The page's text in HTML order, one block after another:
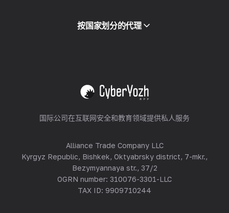
合作伙伴计划
转售
按国家划分的代理
查看全部
国际公司在互联网安全和教育领域提供私人服务
Alliance Trade Company LLC
Kyrgyz Republic, Bishkek, Oktyabrsky district, 7-mkr.,
Bezymyannaya str., 37/2
OGRN number: 310076-3301-LLC
TAX ID: 9909710244